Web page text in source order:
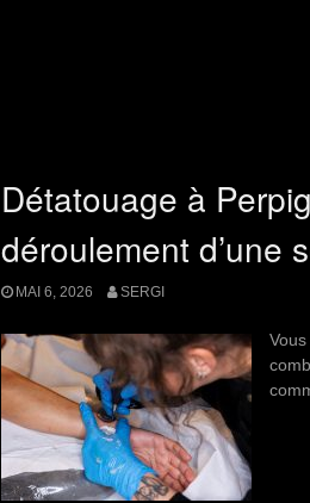
Détatouage à
déroulement d’une
MAI 6, 2026 SERGI